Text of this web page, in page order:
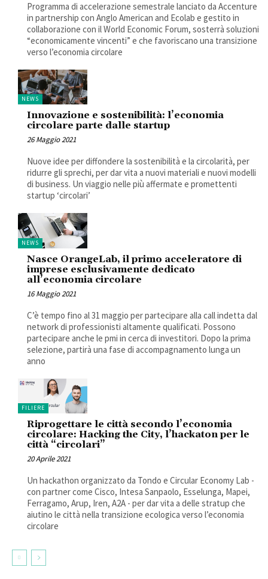
Programma di accelerazione semestrale lanciato da Accenture
in partnership con Anglo American and Ecolab e gestito in
collaborazione con il World Economic Forum, sosterrà soluzioni
“economicamente vincenti” e che favoriscano una transizione
verso l’economia circolare
NEWS
Innovazione e sostenibilità: l’economia
circolare parte dalle startup
26 Maggio 2021
Nuove idee per diffondere la sostenibilità e la circolarità, per
ridurre gli sprechi, per dar vita a nuovi materiali e nuovi modelli
di business. Un viaggio nelle più affermate e promettenti
startup ‘circolari’
NEWS
Nasce OrangeLab, il primo acceleratore di
imprese esclusivamente dedicato
all’economia circolare
16 Maggio 2021
C’è tempo fino al 31 maggio per partecipare alla call indetta dal
network di professionisti altamente qualificati. Possono
partecipare anche le pmi in cerca di investitori. Dopo la prima
selezione, partirà una fase di accompagnamento lunga un
anno
FILIERE
Riprogettare le città secondo l’economia
circolare: Hacking the City, l’hackaton per le
città “circolari”
20 Aprile 2021
Un hackathon organizzato da Tondo e Circular Economy Lab -
con partner come Cisco, Intesa Sanpaolo, Esselunga, Mapei,
Ferragamo, Arup, Iren, A2A - per dar vita a delle stratup che
aiutino le città nella transizione ecologica verso l’economia
circolare